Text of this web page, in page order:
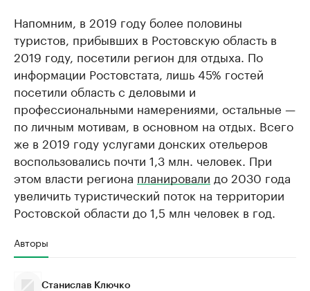
Напомним, в 2019 году более половины
туристов, прибывших в Ростовскую область в
2019 году, посетили регион для отдыха. По
информации Ростовстата, лишь 45% гостей
посетили область с деловыми и
профессиональными намерениями, остальные —
по личным мотивам, в основном на отдых. Всего
же в 2019 году услугами донских отельеров
воспользовались почти 1,3 млн. человек. При
этом власти региона планировали до 2030 года
увеличить туристический поток на территории
Ростовской области до 1,5 млн человек в год.
Авторы
Станислав Ключко